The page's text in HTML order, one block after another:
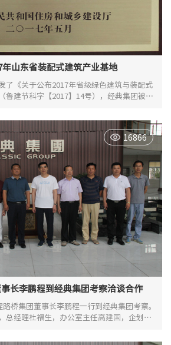
山东省装配式建筑产业基地
了《关于公布2017年省级绿色建筑与装配式
鲁建节科字【2017】14号），经典集团被授
16866
长李鹏程到经典集团考察洽谈合作
桥集团董事长李鹏程一行到经典集团考察。
总经理杜福生，办公室主任高建国，企划部